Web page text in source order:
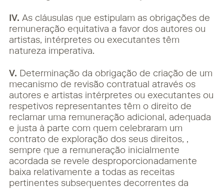
IV. As cláusulas que estipulam as obrigações de
remuneração equitativa a favor dos autores ou
artistas, intérpretes ou executantes têm
natureza imperativa.
V. Determinação da obrigação de criação de um
mecanismo de revisão contratual através os
autores e artistas intérpretes ou executantes ou
respetivos representantes têm o direito de
reclamar uma remuneração adicional, adequada
e justa à parte com quem celebraram um
contrato de exploração dos seus direitos, ,
sempre que a remuneração inicialmente
acordada se revele desproporcionadamente
baixa relativamente a todas as receitas
pertinentes subsequentes decorrentes da